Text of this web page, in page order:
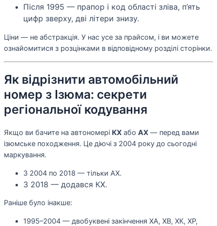
Після 1995 — прапор і код області зліва, п’ять
цифр зверху, дві літери знизу.
Ціни — не абстракція. У нас усе за прайсом, і ви можете
ознайомитися з розцінками в відповідному розділі сторінки.
Як відрізнити автомобільний
номер з Ізюма: секрети
регіональної кодування
Якщо ви бачите на автономері КХ або АХ — перед вами
ізюмське походження. Це діючі з 2004 року до сьогодні
маркування.
З 2004 по 2018 — тільки АХ.
З 2018 — додався КХ.
Раніше було інакше:
1995–2004 — двобуквені закінчення ХА, ХВ, ХК, ХР,